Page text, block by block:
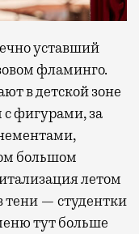
уставший
фламинго.
в детской зоне
фигурами, за
большом
летом
тени — студентки
тут больше